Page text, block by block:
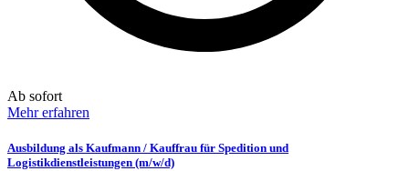
Ab sofort
Mehr erfahren
Ausbildung als Kaufmann / Kauffrau für Spedition und
Logistikdienstleistungen (m/w/d)